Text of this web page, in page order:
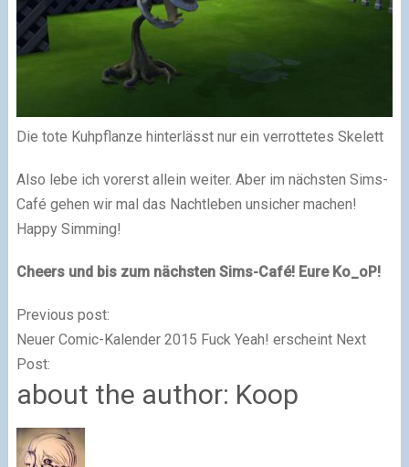
Die tote Kuhpflanze hinterlässt nur ein verrottetes Skelett
Also lebe ich vorerst allein weiter. Aber im nächsten Sims-
Café gehen wir mal das Nachtleben unsicher machen!
Happy Simming!
Cheers und bis zum nächsten Sims-Café! Eure Ko_oP!
Previous post:
Neuer Comic-Kalender 2015 Fuck Yeah! erscheint Next
Post:
about the author: Koop